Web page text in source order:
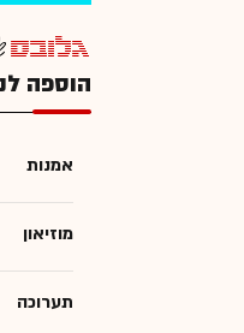
הוספה
אמנות
מוזיאון
תערוכה